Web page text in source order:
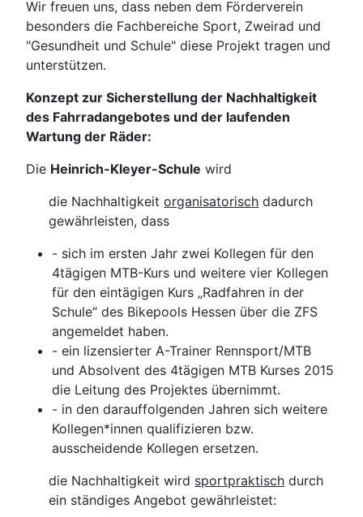
Wir freuen uns, dass neben dem Förderverein
besonders die Fachbereiche Sport, Zweirad und
"Gesundheit und Schule" diese Projekt tragen und
unterstützen.
Konzept zur Sicherstellung der Nachhaltigkeit
des Fahrradangebotes und der laufenden
Wartung der Räder:
Die Heinrich-Kleyer-Schule wird
die Nachhaltigkeitorganisatorisch dadurch
gewährleisten, dass
- sich im ersten Jahr zwei Kollegen für den
4tägigen MTB-Kurs und weitere vier Kollegen
für den eintägigen Kurs „Radfahren in der
Schule“ des Bikepools Hessen über die ZFS
angemeldet haben.
- ein lizensierter A-Trainer Rennsport/MTB
und Absolvent des 4tägigen MTB Kurses 2015
die Leitung des Projektes übernimmt.
- in den darauffolgenden Jahren sich weitere
Kollegen*innen qualifizieren bzw.
ausscheidende Kollegen ersetzen.
die Nachhaltigkeit wird sportpraktisch durch
ein ständiges Angebot gewährleistet: